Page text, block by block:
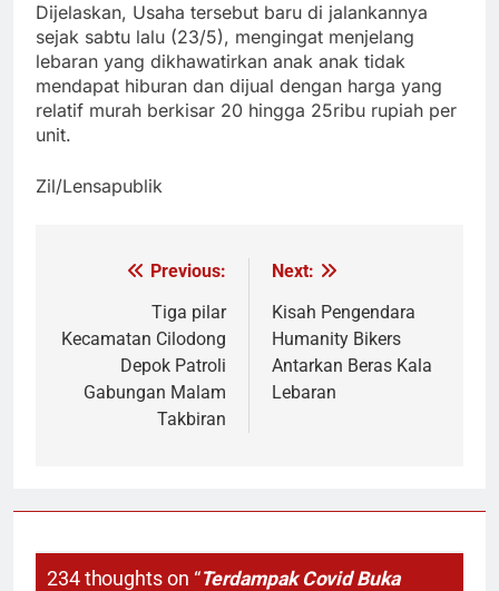
Dijelaskan, Usaha tersebut baru di jalankannya
sejak sabtu lalu (23/5), mengingat menjelang
lebaran yang dikhawatirkan anak anak tidak
mendapat hiburan dan dijual dengan harga yang
relatif murah berkisar 20 hingga 25ribu rupiah per
unit.
Zil/Lensapublik
NavigasiPrevious:
Tiga pilar
Kecamatan Cilodong
Depok Patroli
Gabungan Malam
Takbiran
Next:
Kisah Pengendara
Humanity Bikers
Antarkan Beras Kala
Lebaran
234 thoughts on “Terdampak Covid Buka